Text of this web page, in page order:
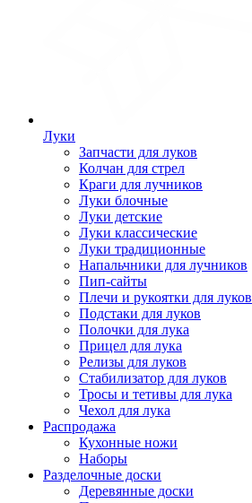
Луки
Запчасти для луков
Колчан для стрел
Краги для лучников
Луки блочные
Луки детские
Луки классические
Луки традиционные
Напальчники для лучников
Пип-сайты
Плечи и рукоятки для луков
Подстаки для луков
Полочки для лука
Прицел для лука
Релизы для луков
Стабилизатор для луков
Тросы и тетивы для лука
Чехол для лука
Распродажа
Кухонные ножи
Наборы
Разделочные доски
Деревянные доски